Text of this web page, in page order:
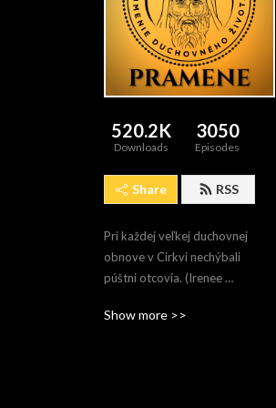
520.2K
Downloads
3050
Episodes
Share RSS
Pri každej veľkej duchovnej
obnove v Cirkvi nechýbali
púštni otcovia. (Irenee
Show more >>